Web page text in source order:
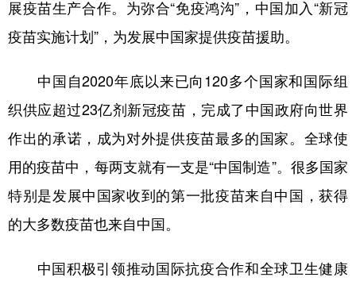
展疫苗生产合作。为弥合“免疫鸿沟”，中国加入“新冠
疫苗实施计划”，为发展中国家提供疫苗援助。
中国自2020年底以来已向120多个国家和国际组
织供应超过23亿剂新冠疫苗，完成了中国政府向世界
作出的承诺，成为对外提供疫苗最多的国家。全球使
用的疫苗中，每两支就有一支是“中国制造”。很多国家
特别是发展中国家收到的第一批疫苗来自中国，获得
的大多数疫苗也来自中国。
中国积极引领推动国际抗疫合作和全球卫生健康